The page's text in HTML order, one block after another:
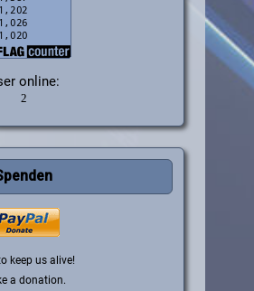
online:
keep us alive!
a donation.